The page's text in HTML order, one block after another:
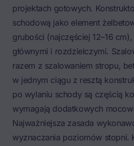
projektach gotowych.
schodową jako element
grubości (najczęściej 12–16
głównymi i rozdzielczymi.
razem z szalowaniem stropu,
w jednym ciągu z resztą
po wylaniu schody są częścią
wymagają dodatkowych
Najważniejsza zasada
wyznaczania poziomów stopni.